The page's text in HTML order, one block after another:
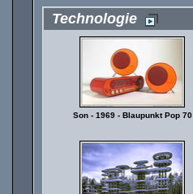
Technologie
Son - 1969 - Blaupunkt Pop 70